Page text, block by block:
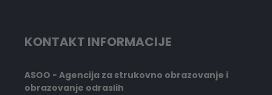
KONTAKT INFORMACIJE
ASOO - Agencija za strukovno obrazovanje i
obrazovanje odraslih